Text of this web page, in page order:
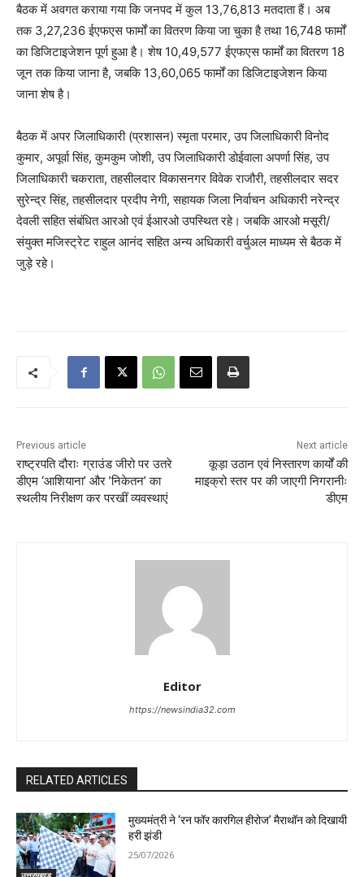
बैठक में अवगत कराया गया कि जनपद में कुल 13,76,813 मतदाता हैं। अब
तक 3,27,236 ईएफएस फार्मों का वितरण किया जा चुका है तथा 16,748 फार्मों
का डिजिटाइजेशन पूर्ण हुआ है। शेष 10,49,577 ईएफएस फार्मों का वितरण 18
जून तक किया जाना है, जबकि 13,60,065 फार्मों का डिजिटाइजेशन किया
जाना शेष है।
बैठक में अपर जिलाधिकारी (प्रशासन) स्मृता परमार, उप जिलाधिकारी विनोद
कुमार, अपूर्वा सिंह, कुमकुम जोशी, उप जिलाधिकारी डोईवाला अपर्णा सिंह, उप
जिलाधिकारी चकराता, तहसीलदार विकासनगर विवेक राजौरी, तहसीलदार सदर
सुरेन्द्र सिंह, तहसीलदार प्रदीप नेगी, सहायक जिला निर्वाचन अधिकारी नरेन्द्र
देवली सहित संबंधित आरओ एवं ईआरओ उपस्थित रहे। जबकि आरओ मसूरी/
संयुक्त मजिस्ट्रेट राहुल आनंद सहित अन्य अधिकारी वर्चुअल माध्यम से बैठक में
जुड़े रहे।
Previous article
राष्ट्रपति दौराः ग्राउंड जीरो पर उतरे
डीएम ‘आशियाना’ और ’निकेतन’ का
स्थलीय निरीक्षण कर परखीं व्यवस्थाएं
Next article
कूड़ा उठान एवं निस्तारण कार्यों की
माइक्रो स्तर पर की जाएगी निगरानीः
डीएम
Editor
https://newsindia32.com
RELATED ARTICLES
मुख्यमंत्री ने ‘रन फॉर कारगिल हीरोज’ मैराथॉन को दिखायी
हरी झंडी
25/07/2026